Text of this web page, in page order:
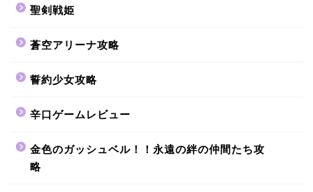
聖剣戦姫
蒼空アリーナ攻略
誓約少女攻略
辛口ゲームレビュー
金色のガッシュベル！！永遠の絆の仲間たち攻
略